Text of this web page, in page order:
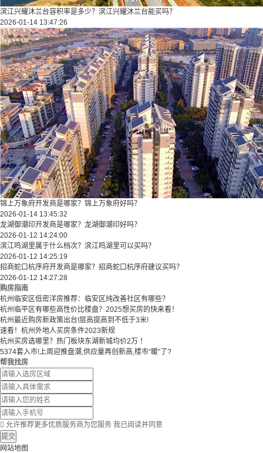
滨江兴耀沐兰台容积率是多少？滨江兴耀沐兰台能买吗？
2026-01-14 13:47:26
锦上万象府开发商是哪家？锦上万象府好吗？
2026-01-14 13:45:32
龙湖御潮印开发商是哪家？龙湖御潮印好吗？
2026-01-12 14:24:00
滨江鸣湖里属于什么档次？滨江鸣湖里可以买吗？
2026-01-12 14:25:19
招商蛇口杭序府开发商是哪家？招商蛇口杭序府建议买吗？
2026-01-12 14:27:28
购房指南
杭州临安区低密洋房推荐：临安区纯改善社区有哪些？
​​杭州临平区有哪些高性价比楼盘？2025想买房的快来看！​
杭州最近购房新政策出台!层高提高到不低于3米!
速看！杭州外地人买房条件2023新规
杭州买房选哪里？热门板块东湖新城均价2万 ！
5374套入市!上周迎推盘潮,供应量再创新高,楼市“暖”了?
帮我找房
 允许推荐更多优质服务商为您服务 我已阅读并同意
提交
网站地图